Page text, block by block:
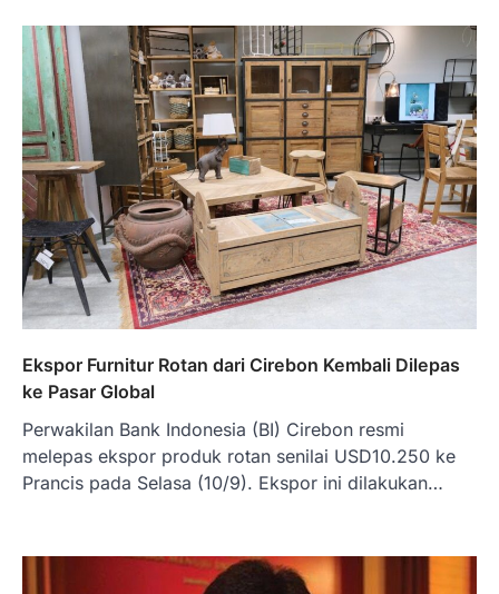
Ekspor Furnitur Rotan dari Cirebon Kembali Dilepas
ke Pasar Global
Perwakilan Bank Indonesia (BI) Cirebon resmi
melepas ekspor produk rotan senilai USD10.250 ke
Prancis pada Selasa (10/9). Ekspor ini dilakukan…
Skema KPR Wiraswasta: Ada
Solusi Pembiayaan Rumah Bagi